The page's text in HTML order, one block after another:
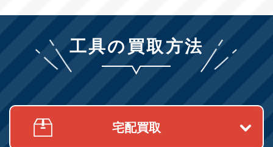
工具の買取方法
宅配買取